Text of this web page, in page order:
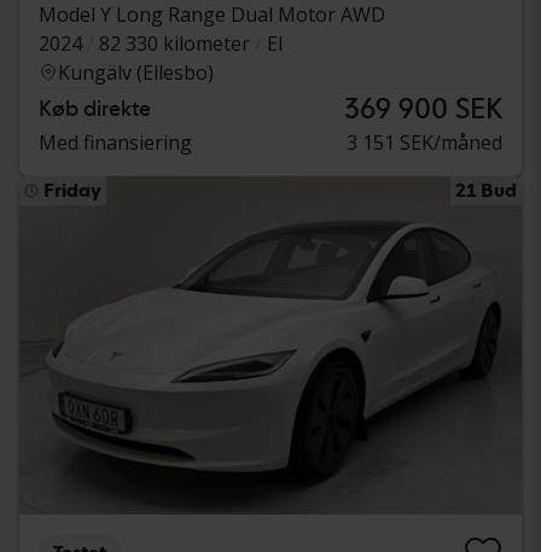
Model Y Long Range Dual Motor AWD
2024
82 330 kilometer
El
Kungälv (Ellesbo)
Køb direkte 369 900 SEK
Med finansiering 3 151 SEK/måned
Friday 21 Bud